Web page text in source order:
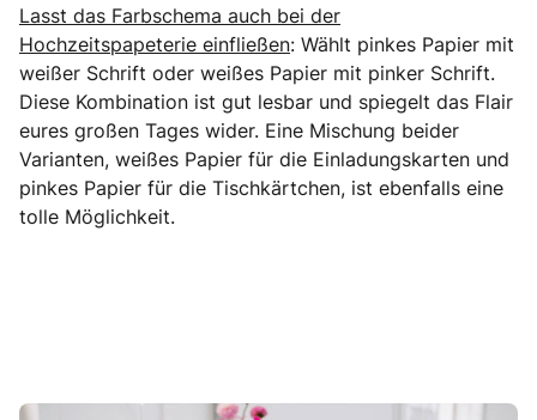
Lasst das Farbschema auch bei der
Hochzeitspapeterie einfließen: Wählt pinkes Papier mit
weißer Schrift oder weißes Papier mit pinker Schrift.
Diese Kombination ist gut lesbar und spiegelt das Flair
eures großen Tages wider. Eine Mischung beider
Varianten, weißes Papier für die Einladungskarten und
pinkes Papier für die Tischkärtchen, ist ebenfalls eine
tolle Möglichkeit.